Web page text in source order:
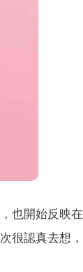
也開始反映在
很認真去想，